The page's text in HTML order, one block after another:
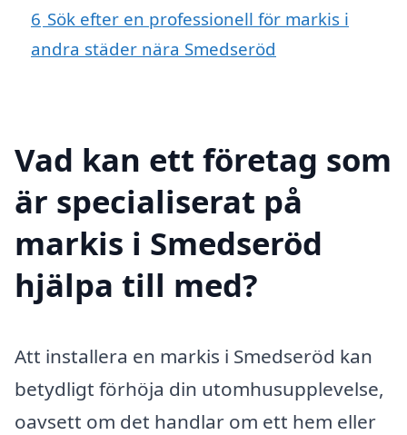
6 Sök efter en professionell för markis i
andra städer nära Smedseröd
Vad kan ett företag som
är specialiserat på
markis i Smedseröd
hjälpa till med?
Att installera en markis i Smedseröd kan
betydligt förhöja din utomhusupplevelse,
oavsett om det handlar om ett hem eller